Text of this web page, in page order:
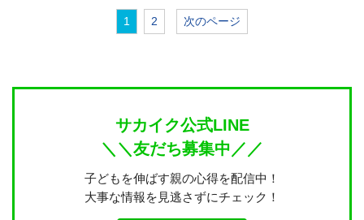
1 2 次のページ
サカイク公式LINE
＼＼友だち募集中／／
子どもを伸ばす親の心得を配信中！
大事な情報を見逃さずにチェック！